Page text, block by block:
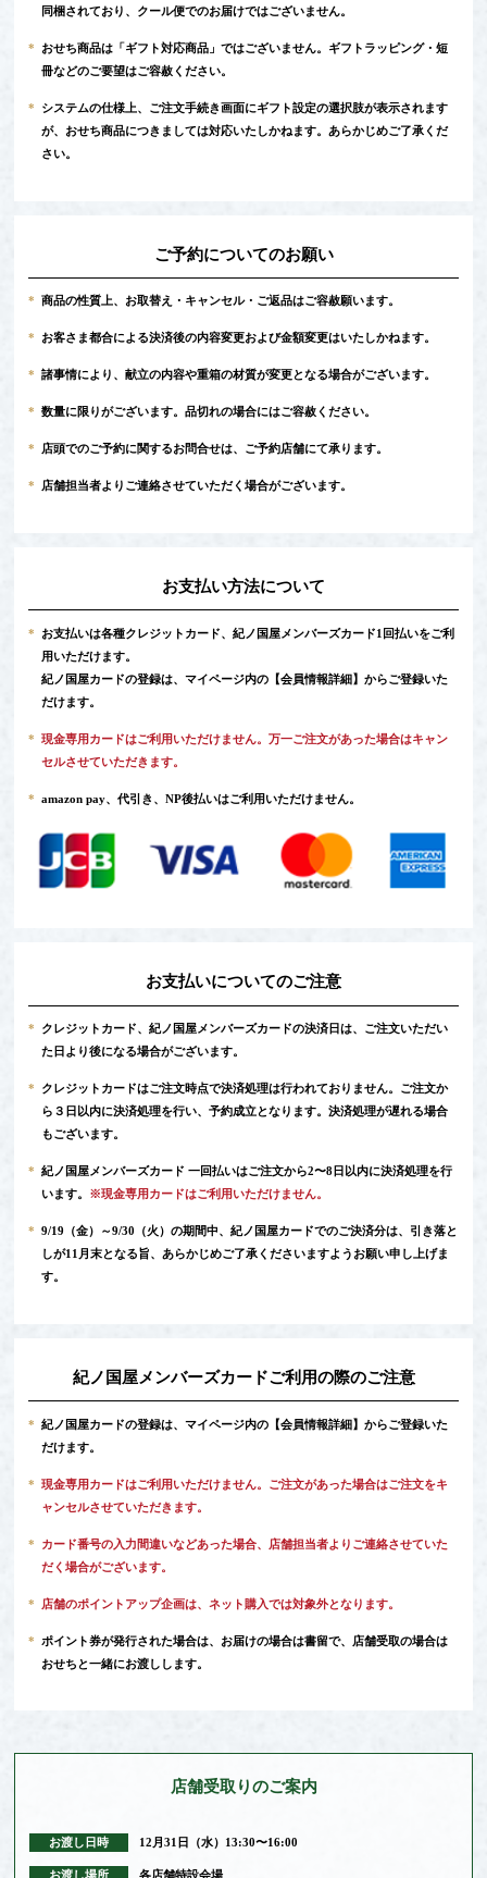
同梱されており、クール便でのお届けではございません。
*
おせち商品は「ギフト対応商品」ではございません。ギフトラッピング・短
冊などのご要望はご容赦ください。
*
システムの仕様上、ご注文手続き画面にギフト設定の選択肢が表示されます
が、おせち商品につきましては対応いたしかねます。あらかじめご了承くだ
さい。
ご予約についてのお願い
* 商品の性質上、お取替え・キャンセル・ご返品はご容赦願います。
* お客さま都合による決済後の内容変更および金額変更はいたしかねます。
* 諸事情により、献立の内容や重箱の材質が変更となる場合がございます。
* 数量に限りがございます。品切れの場合にはご容赦ください。
* 店頭でのご予約に関するお問合せは、ご予約店舗にて承ります。
* 店舗担当者よりご連絡させていただく場合がございます。
お支払い方法について
*
お支払いは各種クレジットカード、紀ノ国屋メンバーズカード1回払いをご利
用いただけます。
紀ノ国屋カードの登録は、マイページ内の 【会員情報詳細】 からご登録いた
だけます。
*
現金専用カードはご利用いただけません。万一ご注文があった場合はキャン
セルさせていただきます。
* amazon pay、代引き、NP後払いはご利用いただけません。
お支払いについてのご注意
*
クレジットカード、紀ノ国屋メンバーズカードの決済日は、ご注文いただい
た日より後になる場合がございます。
*
クレジットカードはご注文時点で決済処理は行われておりません。ご注文か
ら３日以内に決済処理を行い、予約成立となります。決済処理が遅れる場合
もございます。
*
紀ノ国屋メンバーズカード 一回払いはご注文から2〜8日以内に決済処理を行
います。 ※現金専用カードはご利用いただけません。
*
9/19（金）～9/30（火）の期間中、紀ノ国屋カードでのご決済分は、引き落と
しが11月末となる旨、あらかじめご了承くださいますようお願い申し上げま
す。
紀ノ国屋メンバーズカードご利用の際のご注意
* 紀ノ国屋カードの登録は、マイページ内の 【会員情報詳細】 からご登録いた
だけます。
*
現金専用カードはご利用いただけません。ご注文があった場合はご注文をキ
ャンセルさせていただきます。
*
カード番号の入力間違いなどあった場合、店舗担当者よりご連絡させていた
だく場合がございます。
* 店舗のポイントアップ企画は、ネット購入では対象外となります。
*
ポイント券が発行された場合は、お届けの場合は書留で、店舗受取の場合は
おせちと一緒にお渡しします。
店舗受取りのご案内
お渡し日時 12月31日（水）13:30〜16:00
お渡し場所 各店舗特設会場